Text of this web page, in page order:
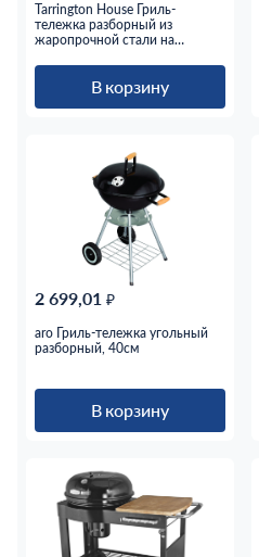
Tarrington House Гриль-
тележка разборный из
жаропрочной стали на
В корзину
2 699,01 ₽
aro Гриль-тележка угольный
разборный, 40см
В корзину